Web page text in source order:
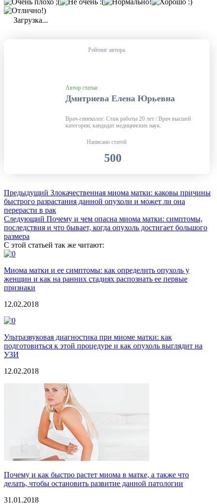
Загрузка...
Рейтинг автора
Автор статьи
Дмитриева Елена Юрьевна
Врач-гинеколог. Стаж работы 20 лет / Врач высшей
категории, кандидат медицинских наук.
Написано статей
500
Предыдущий Злокачественная миома матки: каковы причины
быстрого разрастания данной опухоли и может ли она
перерасти в рак
Следующий Почему и чем опасна миома матки: симптомы,
последствия и что бывает, когда опухоль достигает большого
размера
С этой статьей так же читают:
Миома матки и ее симптомы: как определить опухоль у
женщин и как на ранних стадиях распознать ее первые
признаки
12.02.2018
Ультразвуковая диагностика при миоме матки: как
подготовиться к этой процедуре и как опухоль выглядит на
УЗИ
12.02.2018
Почему и как быстро растет миома в матке, а также что
делать, чтобы остановить развитие данной патологии
31.01.2018